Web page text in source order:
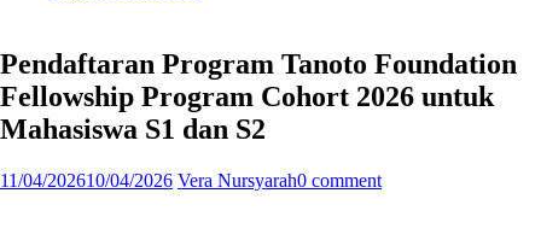
Pendaftaran Program Tanoto Foundation
Fellowship Program Cohort 2026 untuk
Mahasiswa S1 dan S2
11/04/202610/04/2026 Vera Nursyarah0 comment